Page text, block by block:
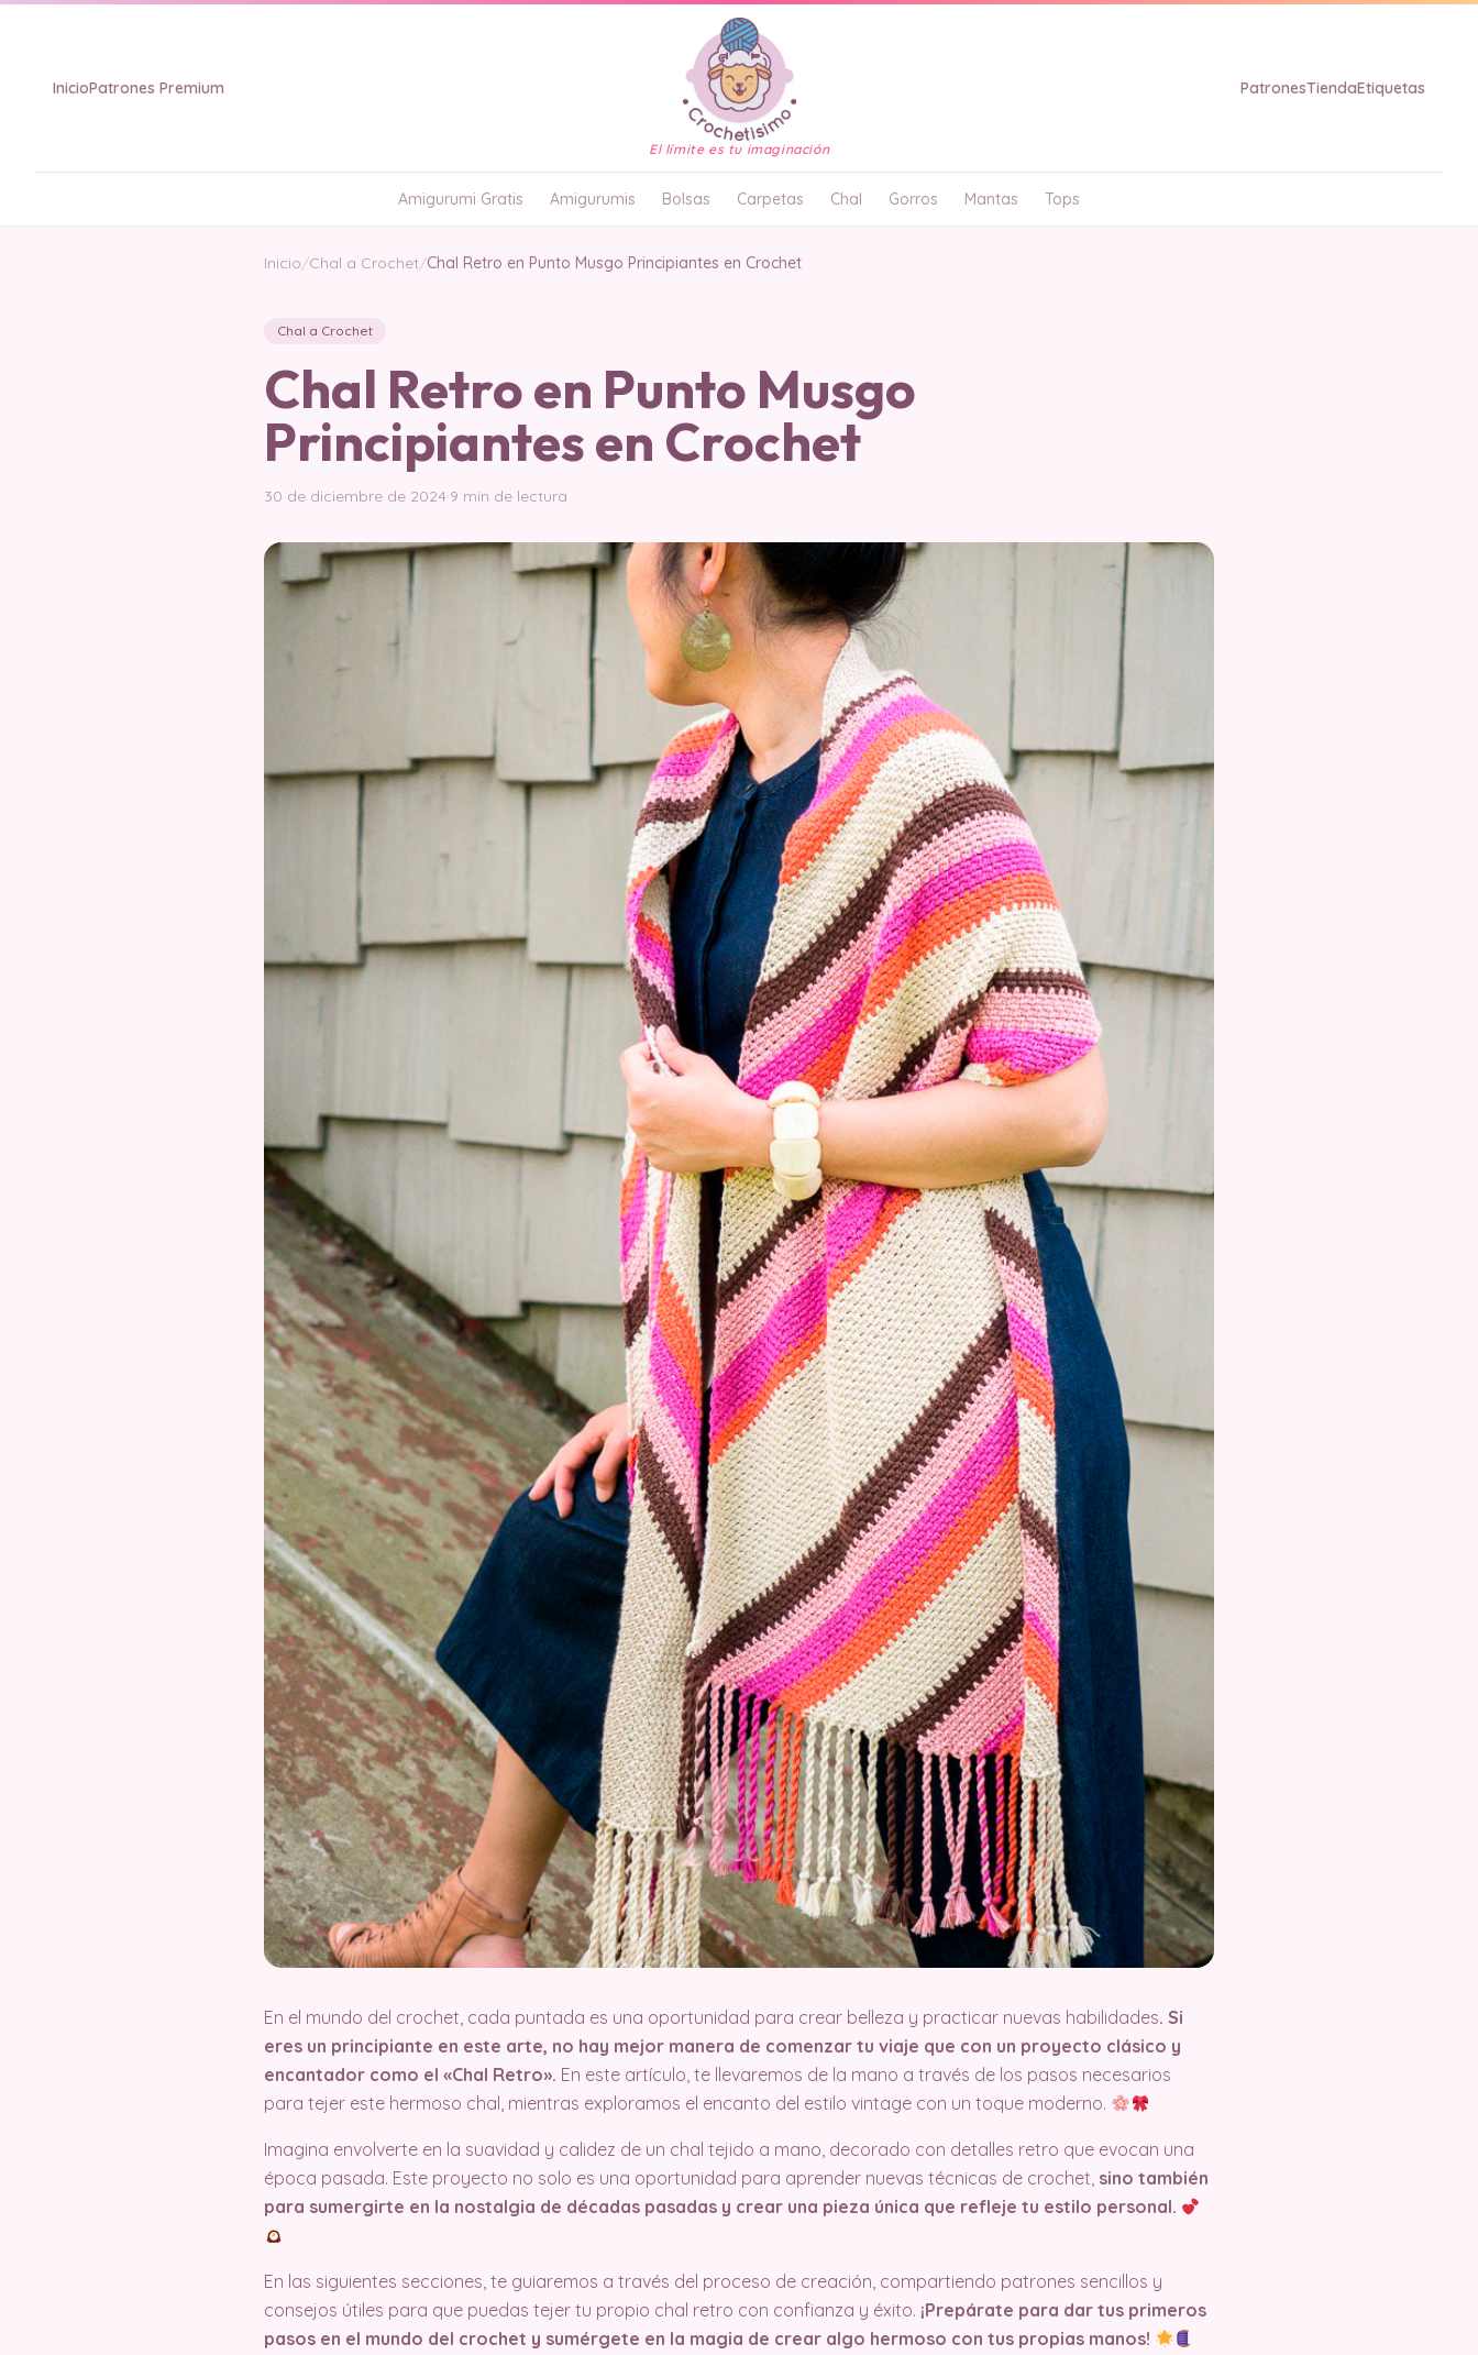
InicioPatrones Premium
El límite es tu imaginación
PatronesTiendaEtiquetas
Amigurumi Gratis Amigurumis Bolsas Carpetas Chal Gorros Mantas Tops
Inicio/Chal a Crochet/Chal Retro en Punto Musgo Principiantes en Crochet
Chal a Crochet
Chal Retro en Punto Musgo
Principiantes en Crochet
30 de diciembre de 2024·9 min de lectura
En el mundo del crochet, cada puntada es una oportunidad para crear belleza y practicar nuevas habilidades. Si
eres un principiante en este arte, no hay mejor manera de comenzar tu viaje que con un proyecto clásico y
encantador como el «Chal Retro». En este artículo, te llevaremos de la mano a través de los pasos necesarios
para tejer este hermoso chal, mientras exploramos el encanto del estilo vintage con un toque moderno.
Imagina envolverte en la suavidad y calidez de un chal tejido a mano, decorado con detalles retro que evocan una
época pasada. Este proyecto no solo es una oportunidad para aprender nuevas técnicas de crochet, sino también
para sumergirte en la nostalgia de décadas pasadas y crear una pieza única que refleje tu estilo personal.
En las siguientes secciones, te guiaremos a través del proceso de creación, compartiendo patrones sencillos y
consejos útiles para que puedas tejer tu propio chal retro con confianza y éxito. ¡Prepárate para dar tus primeros
pasos en el mundo del crochet y sumérgete en la magia de crear algo hermoso con tus propias manos!